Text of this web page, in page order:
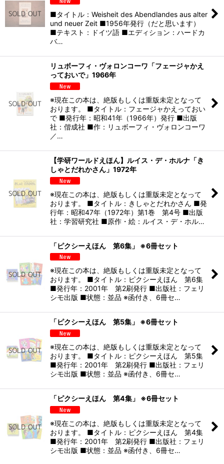
■タイトル：Weisheit des Abendlandes aus alter
und neuer Zeit ■1956年発行（だと思います）
■テキスト：ドイツ語 ■エディション：ハードカ
バ…
リュボーフィ・ヴォロンコーワ「フェージャかえ
っておいで」1966年
※現在この本は、絶版もしくは重版未定となって
おります。 ■タイトル：フェージャかえっておい
で ■発行年：昭和41年（1966年）発行 ■出版
社：偕成社 ■作：リュボーフィ・ヴォロンコーワ
／…
【学研ワールドえほん】ルイス・デ・ホルナ「き
しゃとだれかさん」1972年
※現在この本は、絶版もしくは重版未定となって
おります。 ■タイトル：きしゃとだれかさん ■発
行年：昭和47年（1972年）第1巻 第4号 ■出版
社：学習研究社 ■原作・絵：ルイス・デ・ホル…
「ピクシーえほん 第6集」 ※6冊セット
※現在この本は、絶版もしくは重版未定となって
おります。 ■タイトル：ピクシーえほん 第6集
■発行年：2001年 第2刷発行 ■出版社：フェリ
シモ出版 ■状態：並品 ※函付き、6冊セ…
「ピクシーえほん 第5集」 ※6冊セット
※現在この本は、絶版もしくは重版未定となって
おります。 ■タイトル：ピクシーえほん 第5集
■発行年：2001年 第2刷発行 ■出版社：フェリ
シモ出版 ■状態：並品 ※函付き、6冊セ…
「ピクシーえほん 第4集」 ※6冊セット
※現在この本は、絶版もしくは重版未定となって
おります。 ■タイトル：ピクシーえほん 第4集
■発行年：2001年 第2刷発行 ■出版社：フェリ
シモ出版 ■状態：並品 ※函付き、6冊セ…